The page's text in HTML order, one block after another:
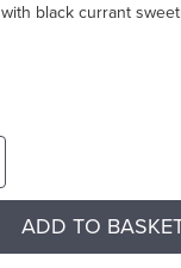
with black currant
ADD TO